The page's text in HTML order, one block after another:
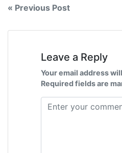
Navigare
în
articole
« Previous Post
Leave a Reply
Your email address
Required fields are